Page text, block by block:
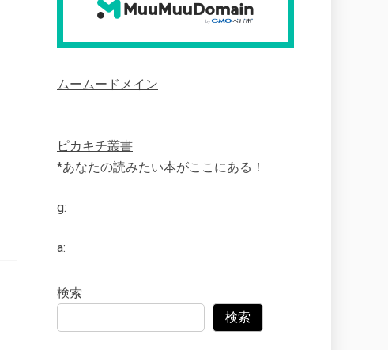
ムームードメイン
ピカキチ叢書
*あなたの読みたい本がここにある！
g:
a:
検索
検索